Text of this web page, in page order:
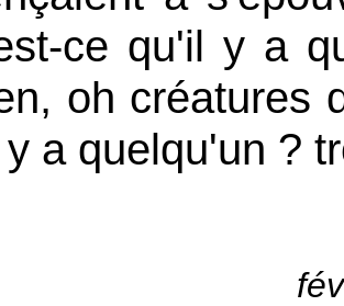
ce qu'il y a
oh créatures
a quelqu'un ?